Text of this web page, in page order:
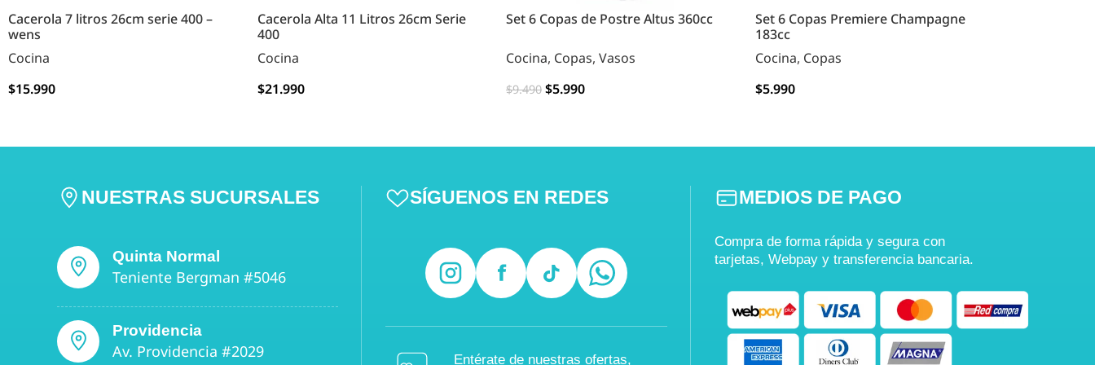
Cacerola 7 litros 26cm serie 400 –
wens
Cocina
$15.990
Cacerola Alta 11 Litros 26cm Serie
400
Cocina
$21.990
Set 6 Copas de Postre Altus 360cc
Cocina, Copas, Vasos
$9.490 $5.990
Set 6 Copas Premiere Champagne
183cc
Cocina, Copas
$5.990
NUESTRAS SUCURSALES
Quinta Normal
Teniente Bergman #5046
Providencia
Av. Providencia #2029
SÍGUENOS EN REDES
Entérate de nuestras ofertas,
MEDIOS DE PAGO
Compra de forma rápida y segura con
tarjetas, Webpay y transferencia bancaria.